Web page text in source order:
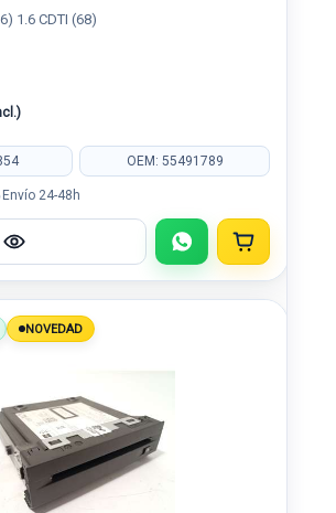
1.6 CDTI (68)
OEM: 55491789
Envío 24-48h
NOVEDAD